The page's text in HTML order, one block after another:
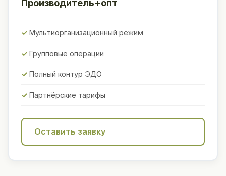
Производитель+опт
Мультиорганизационный режим
Групповые операции
Полный контур ЭДО
Партнёрские тарифы
Оставить заявку